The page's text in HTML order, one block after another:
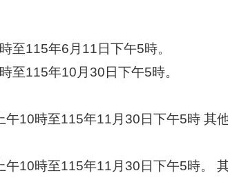
至115年6月11日下午5時。
至115年10月30日下午5時。
10時至115年11月30日下午5時 其
10時至115年11月30日下午5時。